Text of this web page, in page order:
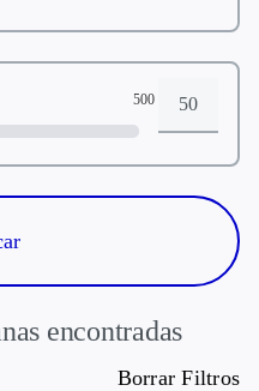
500 Distancia
encontradas